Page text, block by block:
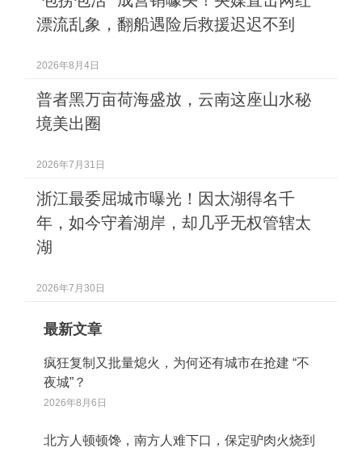
漂流乱象，翻船遇险后救援迟迟不到
2026年8月4日
普者黑万亩荷海盛放，云南这座山水秘
境美出圈
2026年7月31日
浙江最委屈城市曝光！因太湖得名千
年，如今守着湖岸，却几乎无权管辖太
湖
2026年7月30日
最新文章
疯狂复制又批量熄火，为何还有城市在抢建 “不
夜城”？
2026年8月6日
北方人顿顿馋，南方人难下口，保定驴肉火烧到